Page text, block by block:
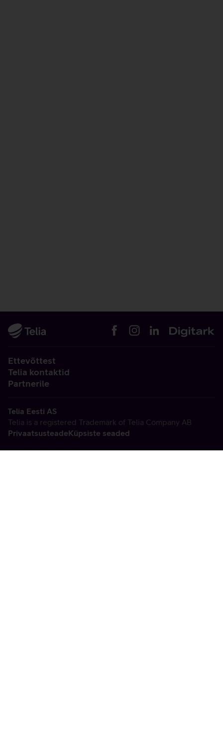
Ettevõttest
Telia kontaktid
Partnerile
Telia Eesti AS
Telia is a registered Trademark of Telia Company AB
PrivaatsusteadeKüpsiste seaded